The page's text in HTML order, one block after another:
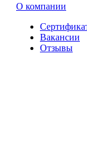
О компании
Вакансии
Отзывы